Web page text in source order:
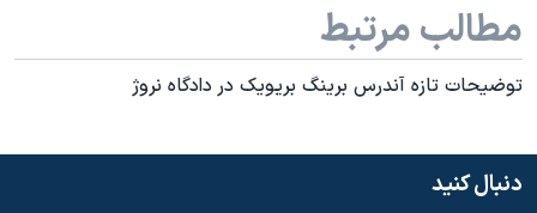
مطالب مرتبط
توضيحات تازه آندرس برينگ بريويک در دادگاه نروژ
دنبال کنید